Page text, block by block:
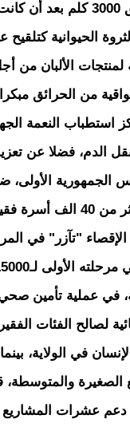
الحيوانية
لمنتجات الألبان
من الحرائق
الدم، فضلا عن
الجمهورية
والفقر المدقع، حيث
"تآزر" في
في عملية تأمين
لصالح الفئات
في الولاية،
الصغيرة
دعم عشرات